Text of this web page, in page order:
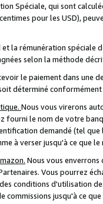
Spéciale, qui sont
pour les USD),
la rémunération spéciale
selon la méthode
le paiement dans une
déterminé
Nous vous virerons
fourni le nom de votre
demandé (tel que
à verser jusqu'à ce que
Nous vous
Vous pourrez
conditions d'utilisation
commissions jusqu'à ce